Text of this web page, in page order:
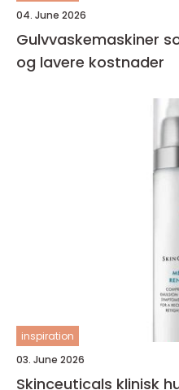
04. June 2026
Gulvvaskemaskiner
og lavere kostnader
inspiration
03. June 2026
Skinceuticals klinisk hudpleie for synlige